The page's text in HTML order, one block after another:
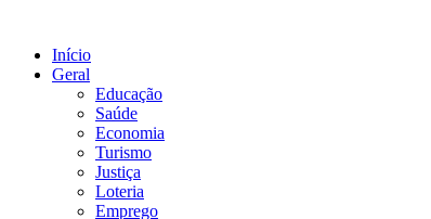
conteúdo
Início
Geral
Educação
Saúde
Economia
Turismo
Justiça
Loteria
Emprego